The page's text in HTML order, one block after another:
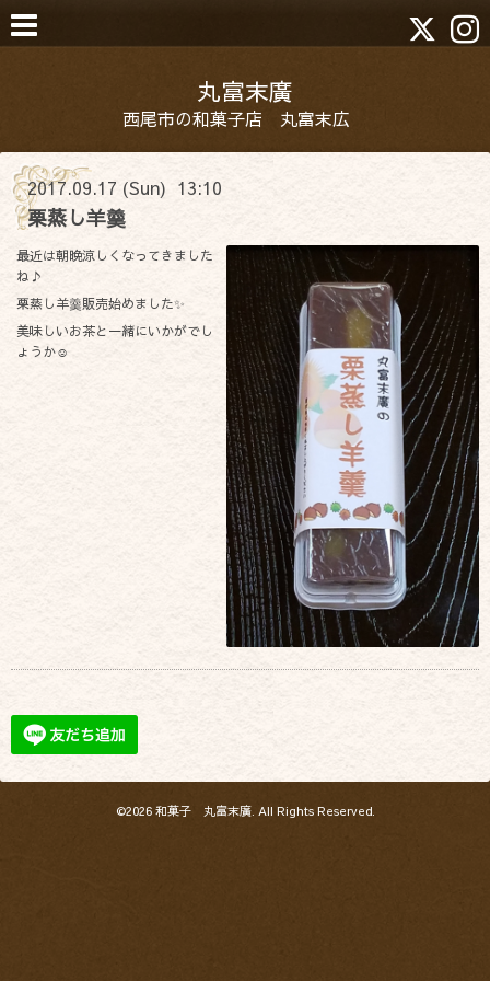
丸富末廣
西尾市の和菓子店 丸富末広
2017.09.17 (Sun) 13:10
栗蒸し羊羹
最近は朝晩涼しくなってきました
ね♪
栗蒸し羊羹販売始めました✨
美味しいお茶と一緒にいかがでし
ょうか☺
©2026 和菓子 丸富末廣. All Rights Reserved.